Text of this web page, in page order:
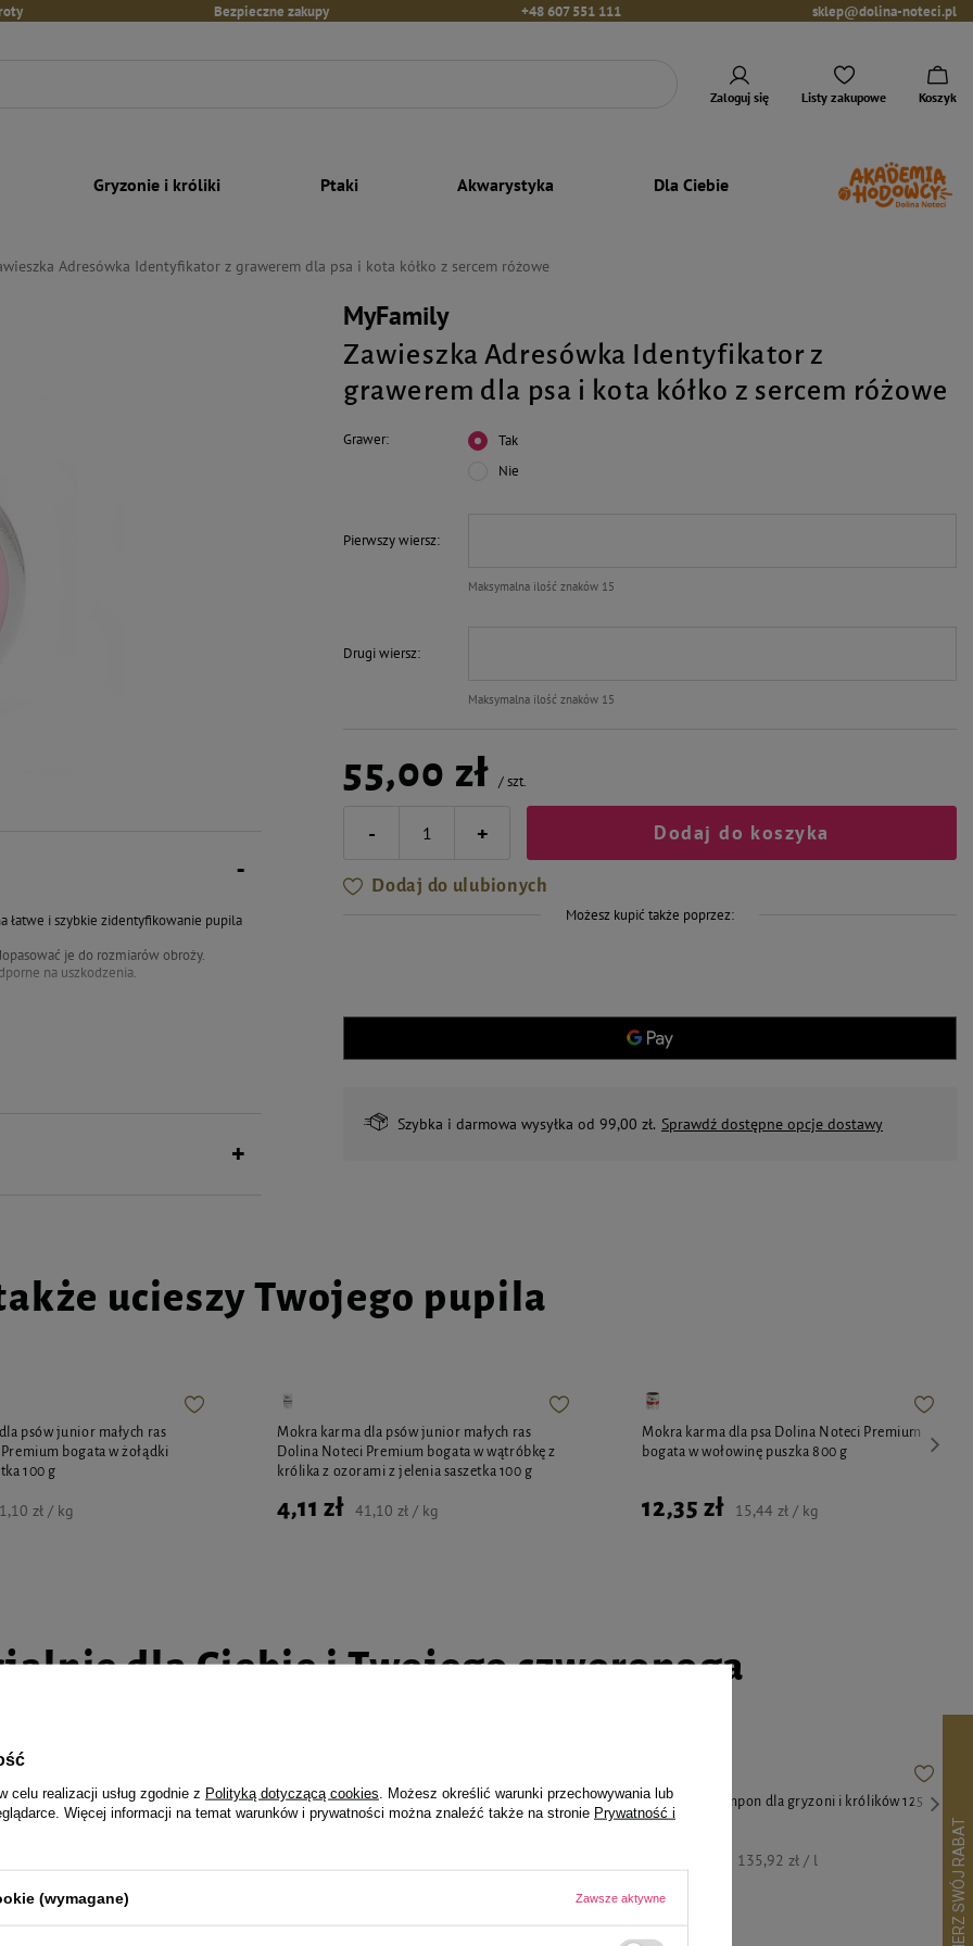
Bezpieczne zakupy +48 607 551 111 sklep@dolina-noteci.pl
Zaloguj się Listy zakupowe Koszyk
Gryzonie i króliki Ptaki Akwarystyka Dla Ciebie
Adresówka Identyfikator z grawerem dla psa i kota kółko z sercem różowe
MyFamily
Zawieszka Adresówka Identyfikator z
grawerem dla psa i kota kółko z sercem różowe
Grawer
Tak
Nie
Pierwszy wiersz
Maksymalna ilość znaków 15
Drugi wiersz
Maksymalna ilość znaków 15
55,00 zł /szt.
- + Dodaj do koszyka
Dodaj do ulubionych
Możesz kupić także poprzez:
Szybka i darmowa wysyłka od 99,00 zł. Sprawdź dostępne opcje dostawy
łatwe i szybkie zidentyfikowanie pupila
je do rozmiarów obroży.
na uszkodzenia.
personalizowany nie podlega
ucieszy Twojego pupila
psów junior małych ras
bogata w żołądki
100 g
zł / kg
Mokra karma dla psów junior małych ras
Dolina Noteci Premium bogata w wątróbkę z
królika z ozorami z jelenia saszetka 100 g
4,11 zł 41,10 zł / kg
Mokra karma dla psa Dolina Noteci Premium
bogata w wołowinę puszka 800 g
12,35 zł 15,44 zł / kg
dla Ciebie i Twojego czworonoga
suplement dla gołębi 1 kg
Over Zoo Soft Skin Gel Żel nawilżający do
pielęgnacji dla psów i kotów 50 ml
Over Zoo Szampon dla gryzoni i królików 125
ml
135,92 zł / l
celu realizacji usług zgodnie z Polityką dotyczącą cookies . Możesz określić warunki przechowywania lub
Więcej informacji na temat warunków i prywatności można znaleźć także na stronie Prywatność i
(wymagane) Zawsze aktywne